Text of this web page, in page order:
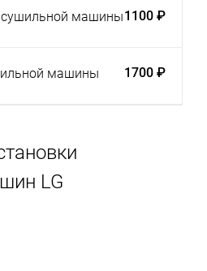
сушильной машины1100 ₽
машины 1700 ₽
LG